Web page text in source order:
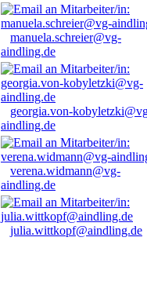
manuela.schreier@vg-
aindling.de
georgia.von-
aindling.de
verena.widmann@vg-
aindling.de
julia.wittkopf@aindling.de